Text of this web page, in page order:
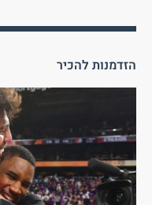
הזדמנות להכיר